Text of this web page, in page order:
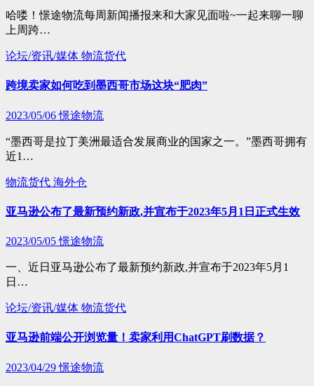
哈喽！憬途物流每周新闻播报来和大家见面啦~一起来聊一聊
上周跨…
论坛/资讯/媒体 物流货代
跨境卖家如何吃到墨西哥市场这块“肥肉”
2023/05/06憬途物流
“墨西哥是拉丁美洲最适合发展商业的国家之一。”墨西哥拥有
近1…
物流货代 海外仓
亚马逊公布了最新预约新政,并宣布于2023年5月1日正式生效
2023/05/05憬途物流
一、近日亚马逊公布了最新预约新政,并宣布于2023年5月1
日…
论坛/资讯/媒体 物流货代
亚马逊前端公开浏览量！卖家利用ChatGPT刷数据？
2023/04/29憬途物流